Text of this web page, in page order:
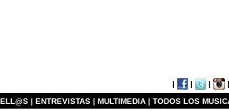
| | | |
ELL@S | ENTREVISTAS | MULTIMEDIA | TODOS LOS